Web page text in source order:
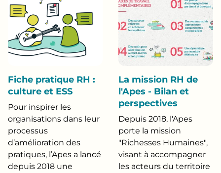
Fiche pratique RH :
culture et ESS
Pour inspirer les
organisations dans leur
processus
d’amélioration des
pratiques, l’Apes a lancé
depuis 2018 une
La mission RH de
l'Apes - Bilan et
perspectives
Depuis 2018, l'Apes
porte la mission
"Richesses Humaines",
visant à accompagner
les acteurs du territoire